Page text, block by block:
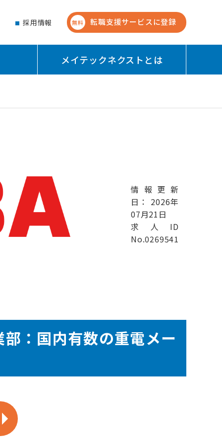
採用情報 無料 転職支援サービスに登録
メイテックネクストとは
情報更新
日： 2026年
07月21日
求人ID
No.0269541
：国内有数の重電メー